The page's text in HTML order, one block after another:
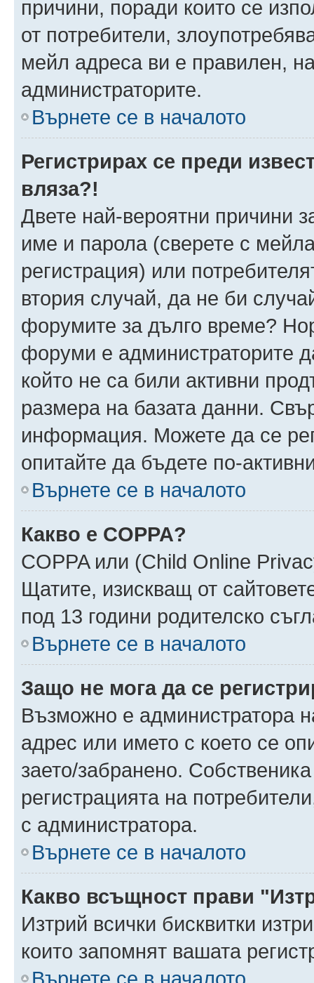
причини, поради които се
от потребители,
мейл адреса ви е правилен,
администраторите.
Върнете се в началото
Регистрирах се преди
вляза?!
Двете най-вероятни причини
име и парола (сверете с
регистрация) или
втория случай, да не би
форумите за дълго време?
форуми е администраторите
който не са били активни
размера на базата данни.
информация. Можете да се
опитайте да бъдете по-
Върнете се в началото
Какво е COPPA?
COPPA или (Child Online
Щатите, изискващ от
под 13 години родителско
Върнете се в началото
Защо не мога да се
Възможно е администратора
адрес или името с което се
заето/забранено.
регистрацията на
с администратора.
Върнете се в началото
Какво всъщност прави
Изтрий всички бисквитки
които запомнят вашата
Върнете се в началото